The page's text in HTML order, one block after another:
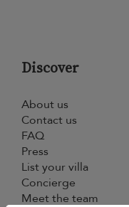
Discover
About us
Contact us
FAQ
Press
List your villa
Concierge
Meet the team